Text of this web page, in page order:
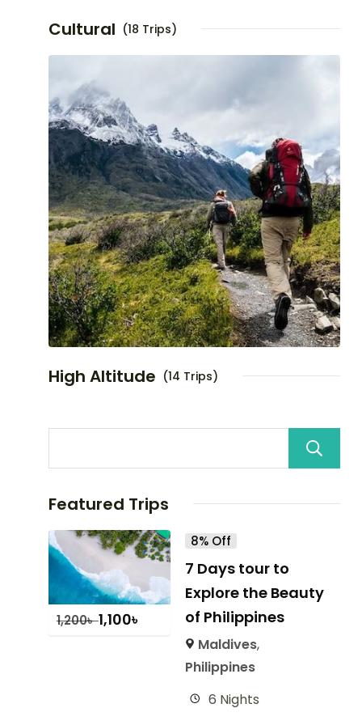
Cultural (18 Trips)
High Altitude (14 Trips)
Featured Trips
1,200৳1,100৳
8% Off
7 Days tour to
Explore the Beauty
of Philippines
Maldives,
Philippines
6 Nights